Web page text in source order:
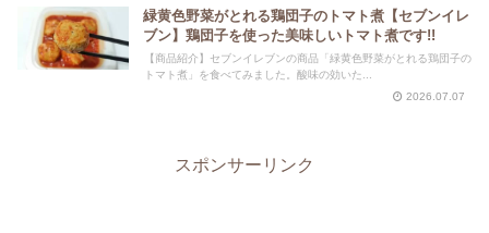
緑黄色野菜がとれる鶏団子のトマト煮【セブンイレ
ブン】鶏団子を使った美味しいトマト煮です!!
【商品紹介】セブンイレブンの商品「緑黄色野菜がとれる鶏団子の
トマト煮」を食べてみました。酸味の効いた...
2026.07.07
スポンサーリンク